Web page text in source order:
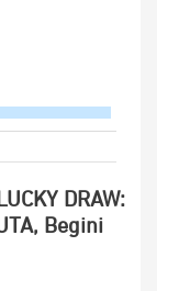
DRAW:
Begini